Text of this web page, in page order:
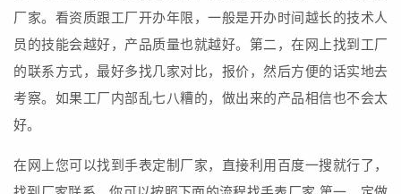
厂家。看资质跟工厂开办年限，一般是开办时间越长的技术人
员的技能会越好，产品质量也就越好。第二，在网上找到工厂
的联系方式，最好多找几家对比，报价，然后方便的话实地去
考察。如果工厂内部乱七八糟的，做出来的产品相信也不会太
好。
在网上您可以找到手表定制厂家，直接利用百度一搜就行了，